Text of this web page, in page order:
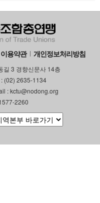
이용약관 개인정보처리방침
길 3 경향신문사 14층
(02) 2635-1134
: kctu@nodong.org
2260